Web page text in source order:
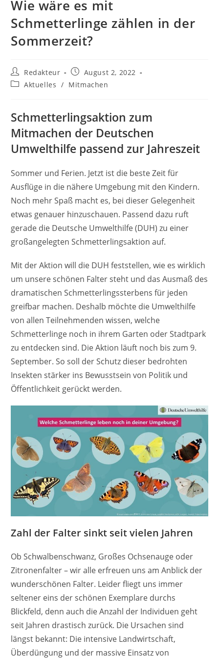
Wie wäre es mit
Schmetterlinge zählen in der
Sommerzeit?
Beitrags-
Autor:
Redakteur
Beitrag
veröffentlicht:
August 2, 2022
Beitrags-
Aktuelles / Mitmachen
Schmetterlingsaktion zum
Mitmachen der Deutschen
Umwelthilfe passend zur Jahreszeit
Sommer und Ferien. Jetzt ist die beste Zeit für
Ausflüge in die nähere Umgebung mit den Kindern.
Noch mehr Spaß macht es, bei dieser Gelegenheit
etwas genauer hinzuschauen. Passend dazu ruft
gerade die Deutsche Umwelthilfe (DUH) zu einer
großangelegten Schmetterlingsaktion auf.
Mit der Aktion will die DUH feststellen, wie es wirklich
um unsere schönen Falter steht und das Ausmaß des
dramatischen Schmetterlingssterbens für jeden
greifbar machen. Deshalb möchte die Umwelthilfe
von allen Teilnehmenden wissen, welche
Schmetterlinge noch in ihrem Garten oder Stadtpark
zu entdecken sind. Die Aktion läuft noch bis zum 9.
September. So soll der Schutz dieser bedrohten
Insekten stärker ins Bewusstsein von Politik und
Öffentlichkeit gerückt werden.
Zahl der Falter sinkt seit vielen Jahren
Ob Schwalbenschwanz, Großes Ochsenauge oder
Zitronenfalter – wir alle erfreuen uns am Anblick der
wunderschönen Falter. Leider fliegt uns immer
seltener eins der schönen Exemplare durchs
Blickfeld, denn auch die Anzahl der Individuen geht
seit Jahren drastisch zurück. Die Ursachen sind
längst bekannt: Die intensive Landwirtschaft,
Überdüngung und der massive Einsatz von